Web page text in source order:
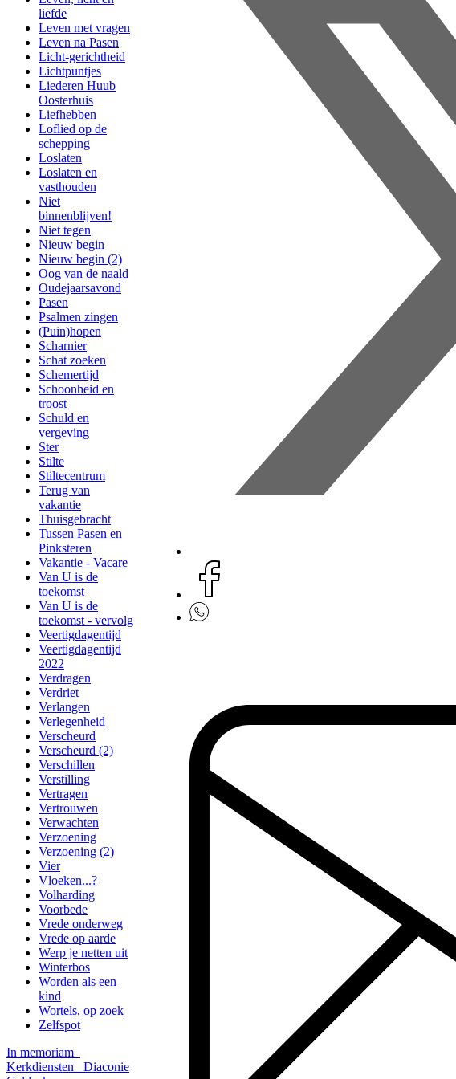
liefde
Leven met vragen
Leven na Pasen
Licht-gerichtheid
Lichtpuntjes
Liederen Huub
Oosterhuis
Liefhebben
Loflied op de
schepping
Loslaten
Loslaten en
vasthouden
Niet
binnenblijven!
Niet tegen
Nieuw begin
Nieuw begin (2)
Oog van de naald
Oudejaarsavond
Pasen
Psalmen zingen
(Puin)hopen
Scharnier
Schat zoeken
Schemertijd
Schoonheid en
troost
Schuld en
vergeving
Ster
Stilte
Stiltecentrum
Terug van
vakantie
Thuisgebracht
Tussen Pasen en
Pinksteren
Vakantie - Vacare
Van U is de
toekomst
Van U is de
toekomst - vervolg
Veertigdagentijd
Veertigdagentijd
2022
Verdragen
Verdriet
Verlangen
Verlegenheid
Verscheurd
Verscheurd (2)
Verschillen
Verstilling
Vertragen
Vertrouwen
Verwachten
Verzoening
Verzoening (2)
Vier
Vloeken...?
Volharding
Voorbede
Vrede onderweg
Vrede op aarde
Werp je netten uit
Winterbos
Worden als een
kind
Wortels, op zoek
Zelfspot
In memoriam
Kerkdiensten
Diaconie